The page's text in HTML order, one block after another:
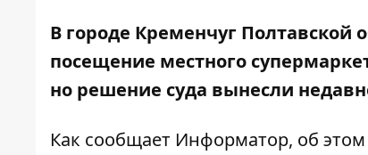
В городе Кременчуг Полтавской
посещение местного
но решение суда вынесли
Как сообщает Информатор, об